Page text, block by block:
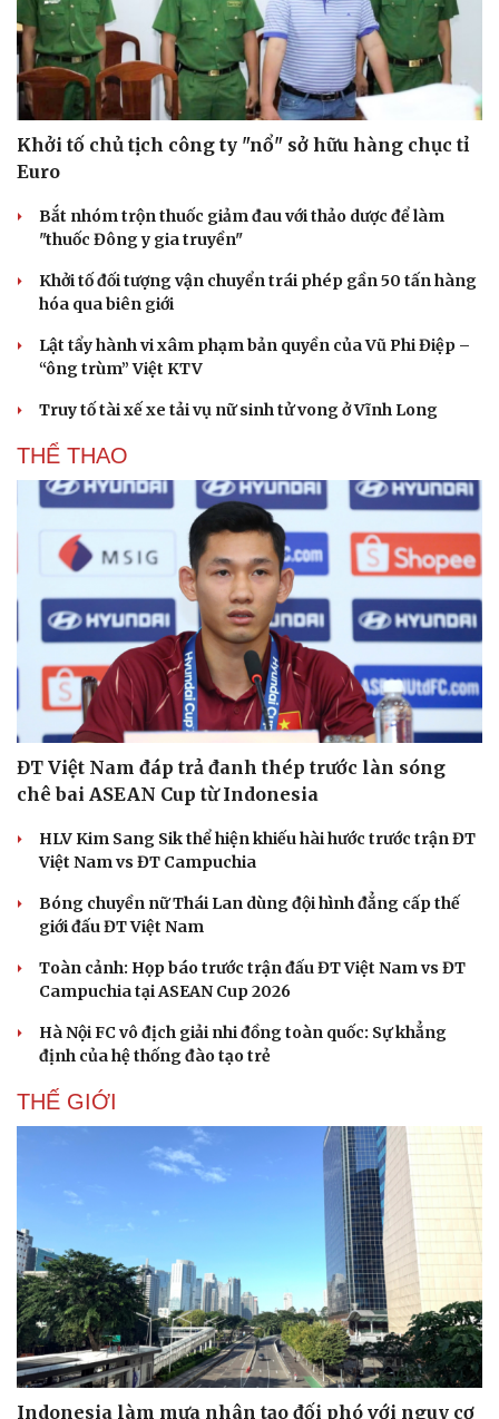
Văn hóa
Sân khấu - Điện ảnh
Văn học
Âm nhạc
Giải trí
Nghệ sĩ
Thời trang
Sao Việt
Khởi tố chủ tịch công ty "nổ" sở hữu hàng chục tỉ
Euro
Bắt nhóm trộn thuốc giảm đau với thảo dược để làm
"thuốc Đông y gia truyền"
Khởi tố đối tượng vận chuyển trái phép gần 50 tấn hàng
hóa qua biên giới
Lật tẩy hành vi xâm phạm bản quyền của Vũ Phi Điệp –
“ông trùm” Việt KTV
Truy tố tài xế xe tải vụ nữ sinh tử vong ở Vĩnh Long
THỂ THAO
ĐT Việt Nam đáp trả đanh thép trước làn sóng
chê bai ASEAN Cup từ Indonesia
HLV Kim Sang Sik thể hiện khiếu hài hước trước trận ĐT
Việt Nam vs ĐT Campuchia
Bóng chuyền nữ Thái Lan dùng đội hình đẳng cấp thế
giới đấu ĐT Việt Nam
Toàn cảnh: Họp báo trước trận đấu ĐT Việt Nam vs ĐT
Campuchia tại ASEAN Cup 2026
Hà Nội FC vô địch giải nhi đồng toàn quốc: Sự khẳng
định của hệ thống đào tạo trẻ
THẾ GIỚI
Indonesia làm mưa nhân tạo đối phó với nguy cơ